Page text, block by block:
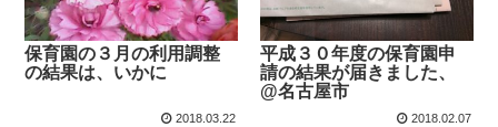
保育園の３月の利用調整
の結果は、いかに
2018.03.22
平成３０年度の保育園申
請の結果が届きました、
@名古屋市
2018.02.07